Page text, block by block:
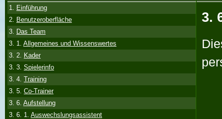
1. Einführung
2. Benutzeroberfläche
3. Das Team
3. 1. Allgemeines und Wissenswertes
3. 2. Kader
3. 3. Spielerinfo
3. 4. Training
3. 5. Co-Trainer
3. 6. Aufstellung
3. 6. 1. Auswechslungsassistent
3.